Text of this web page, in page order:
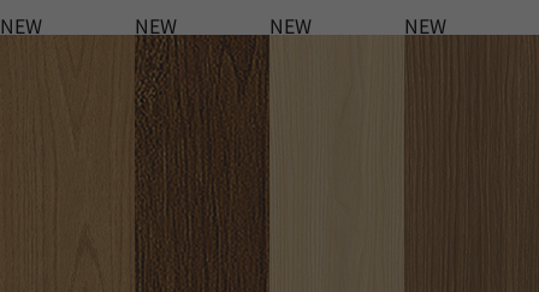
NEW NEW NEW NEW